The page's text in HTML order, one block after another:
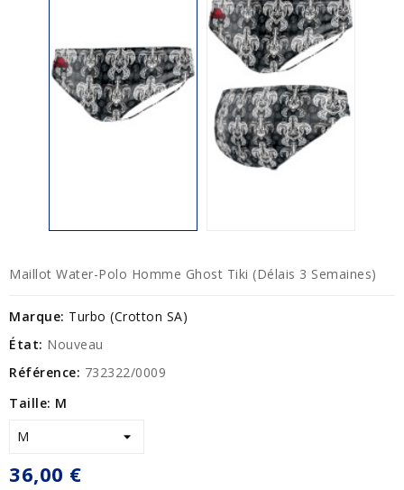
Maillot Water-Polo Homme Ghost Tiki (Délais 3 Semaines)
Marque: Turbo (Crotton SA)
État: Nouveau
Référence: 732322/0009
Taille: M
36,00 €